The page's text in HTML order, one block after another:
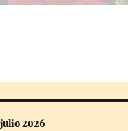
julio 2026